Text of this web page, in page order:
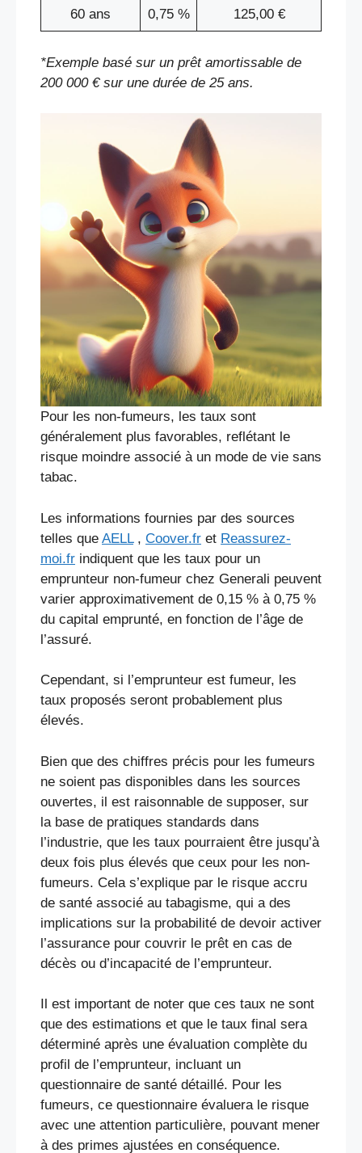
60 ans 0,75 % 125,00 €
*Exemple basé sur un prêt amortissable de
200 000 € sur une durée de 25 ans.
Pour les non-fumeurs, les taux sont
généralement plus favorables, reflétant le
risque moindre associé à un mode de vie sans
tabac.
Les informations fournies par des sources
telles que AELL, Coover.fr et Reassurez-
moi.fr indiquent que les taux pour un
emprunteur non-fumeur chez Generali peuvent
varier approximativement de 0,15 % à 0,75 %
du capital emprunté, en fonction de l’âge de
l’assuré​​.
Cependant, si l’emprunteur est fumeur, les
taux proposés seront probablement plus
élevés.
Bien que des chiffres précis pour les fumeurs
ne soient pas disponibles dans les sources
ouvertes, il est raisonnable de supposer, sur
la base de pratiques standards dans
l’industrie, que les taux pourraient être jusqu’à
deux fois plus élevés que ceux pour les non-
fumeurs. Cela s’explique par le risque accru
de santé associé au tabagisme, qui a des
implications sur la probabilité de devoir activer
l’assurance pour couvrir le prêt en cas de
décès ou d’incapacité de l’emprunteur.
Il est important de noter que ces taux ne sont
que des estimations et que le taux final sera
déterminé après une évaluation complète du
profil de l’emprunteur, incluant un
questionnaire de santé détaillé. Pour les
fumeurs, ce questionnaire évaluera le risque
avec une attention particulière, pouvant mener
à des primes ajustées en conséquence.